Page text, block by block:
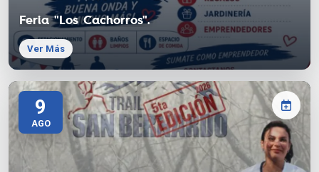
Feria "Los Cachorros".
Ver Más
9
AGO